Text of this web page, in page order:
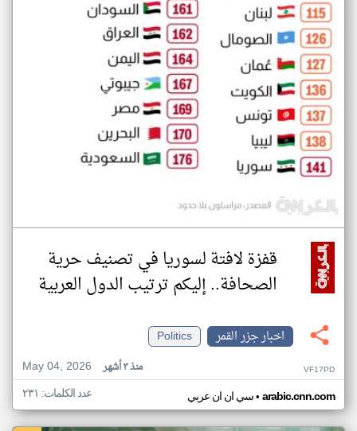
قفزة لافتة لسوريا في تصنيف حرية
الصحافة.. إليكم ترتيب الدول العربية
اخبار جزر القمر
Politics
May 04, 2026
منذ ٣ أشهر VF17PD
سي ان ان عربي• arabic.cnn.com عدد الكلمات: ٢٣١